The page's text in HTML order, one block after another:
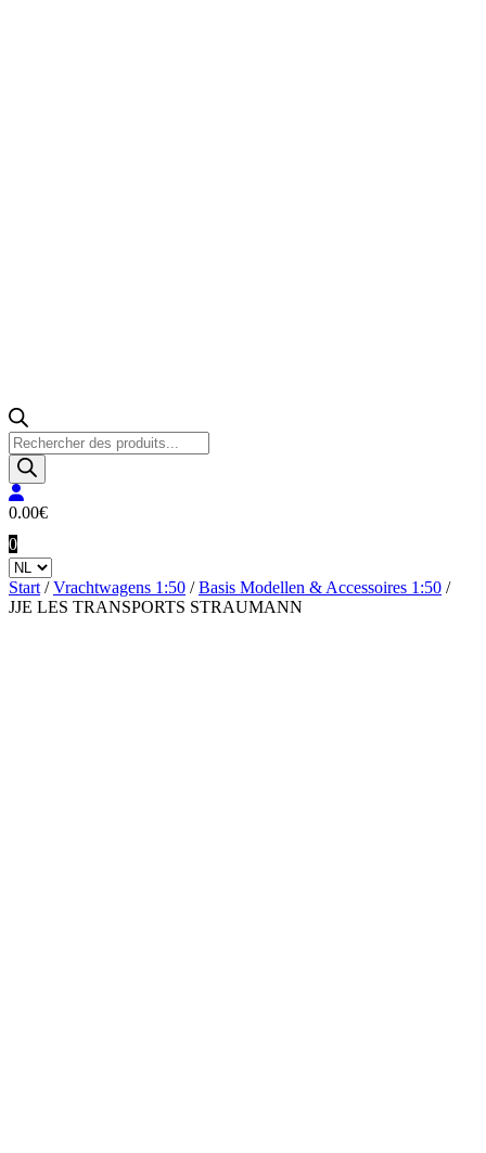
Producten
zoeken
0.00€
0
Start /Vrachtwagens 1:50 /Basis Modellen & Accessoires 1:50 /
JJE LES TRANSPORTS STRAUMANN